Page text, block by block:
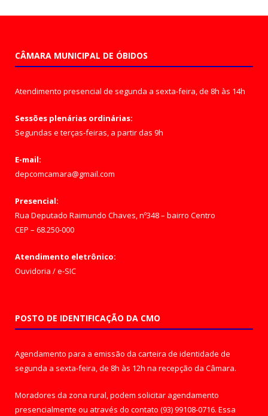
CÂMARA MUNICIPAL DE ÓBIDOS
Atendimento presencial de segunda a sexta-feira, de 8h às 14h
Sessões plenárias ordinárias:
Segundas e terças-feiras, a partir das 9h
E-mail:
depcomcamara@gmail.com
Presencial:
Rua Deputado Raimundo Chaves, nº348 – bairro Centro
CEP – 68.250-000
Atendimento eletrônico:
Ouvidoria /e-SIC
POSTO DE IDENTIFICAÇÃO DA CMO
Agendamento para a emissão da carteira de identidade de
segunda a sexta-feira, de 8h às 12h na recepção da Câmara.
Moradores da zona rural, podem solicitar agendamento
presencialmente ou através do contato (93) 99108-0716. Essa